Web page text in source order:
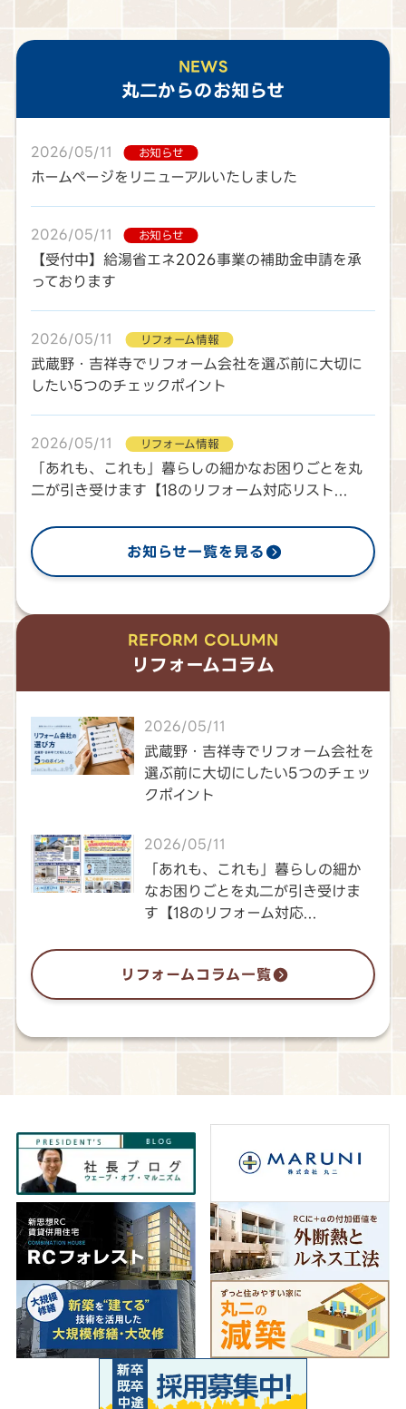
NEWS
丸二からのお知らせ
2026/05/11 お知らせ
ホームページをリニューアルいたしました
2026/05/11 お知らせ
【受付中】給湯省エネ2026事業の補助金申請を承
っております
2026/05/11 リフォーム情報
武蔵野・吉祥寺でリフォーム会社を選ぶ前に大切に
したい5つのチェックポイント
2026/05/11 リフォーム情報
「あれも、これも」暮らしの細かなお困りごとを丸
二が引き受けます【18のリフォーム対応リスト...
お知らせ一覧を見る
REFORM COLUMN
リフォームコラム
2026/05/11
武蔵野・吉祥寺でリフォーム会社を
選ぶ前に大切にしたい5つのチェッ
クポイント
2026/05/11
「あれも、これも」暮らしの細か
なお困りごとを丸二が引き受けま
す【18のリフォーム対応...
リフォームコラム一覧